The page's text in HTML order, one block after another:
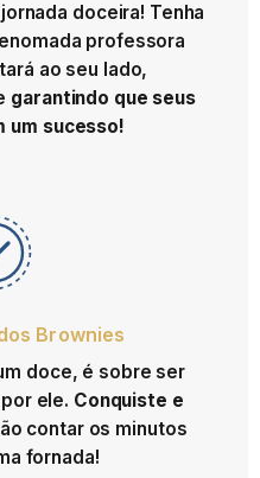
doceira! Tenha
professora
ao seu lado,
garantindo que seus
um sucesso!
Brownies
doce, é sobre ser
ele. Conquiste e
contar os minutos
fornada!